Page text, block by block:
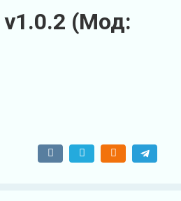
v1.0.2 (Мод: